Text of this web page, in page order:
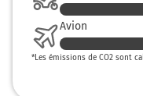
Avion
*Les émissions de CO2 sont